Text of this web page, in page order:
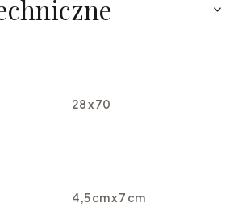
28 x 70
4,5 cm x 7 cm